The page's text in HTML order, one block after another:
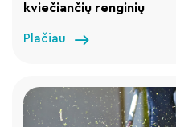
kviečiančių renginių
Plačiau